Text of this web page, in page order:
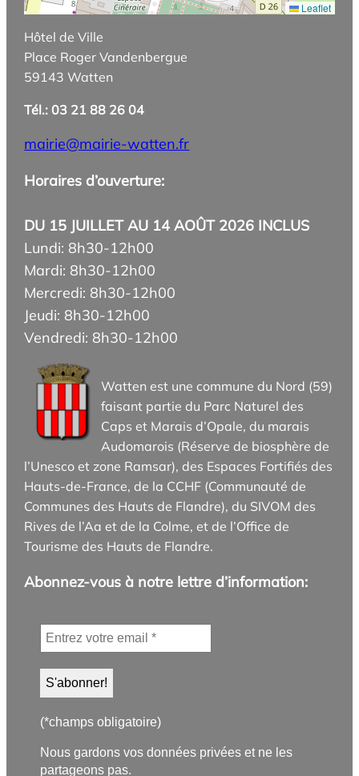
Leaflet
Hôtel de Ville
Place Roger Vandenbergue
59143 Watten
Tél.: 03 21 88 26 04
mairie@mairie-watten.fr
Horaires d’ouverture:
DU 15 JUILLET AU 14 AOÛT 2026 INCLUS
Lundi: 8h30-12h00
Mardi: 8h30-12h00
Mercredi: 8h30-12h00
Jeudi: 8h30-12h00
Vendredi: 8h30-12h00
Watten est une commune du Nord (59)
faisant partie du Parc Naturel des
Caps et Marais d’Opale, du marais
Audomarois (Réserve de biosphère de
l’Unesco et zone Ramsar), des Espaces Fortifiés des
Hauts-de-France, de la CCHF (Communauté de
Communes des Hauts de Flandre), du SIVOM des
Rives de l’Aa et de la Colme, et de l’Office de
Tourisme des Hauts de Flandre.
Abonnez-vous à notre lettre d’information:
(*champs obligatoire)
Nous gardons vos données privées et ne les
partageons pas.